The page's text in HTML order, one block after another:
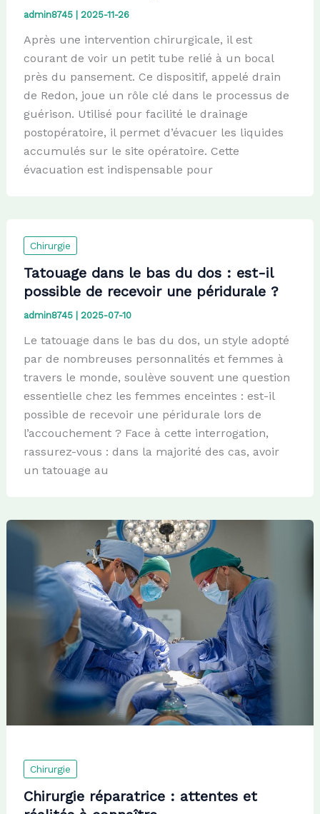
admin8745 | 2025-11-26
Après une intervention chirurgicale, il est
courant de voir un petit tube relié à un bocal
près du pansement. Ce dispositif, appelé drain
de Redon, joue un rôle clé dans le processus de
guérison. Utilisé pour facilité le drainage
postopératoire, il permet d’évacuer les liquides
accumulés sur le site opératoire. Cette
évacuation est indispensable pour
Chirurgie
Tatouage dans le bas du dos : est-il
possible de recevoir une péridurale ?
admin8745 2025-07-10
Le tatouage dans le bas du dos, un style adopté
par de nombreuses personnalités et femmes à
travers le monde, soulève souvent une question
essentielle chez les femmes enceintes : est-il
possible de recevoir une péridurale lors de
l’accouchement ? Face à cette interrogation,
rassurez-vous : dans la majorité des cas, avoir
un tatouage au
Chirurgie
Chirurgie réparatrice : attentes et